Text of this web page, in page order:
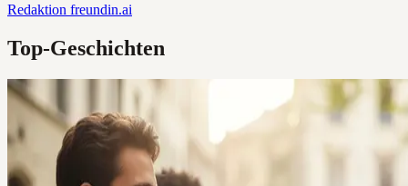
Redaktion freundin.ai
Top-Geschichten